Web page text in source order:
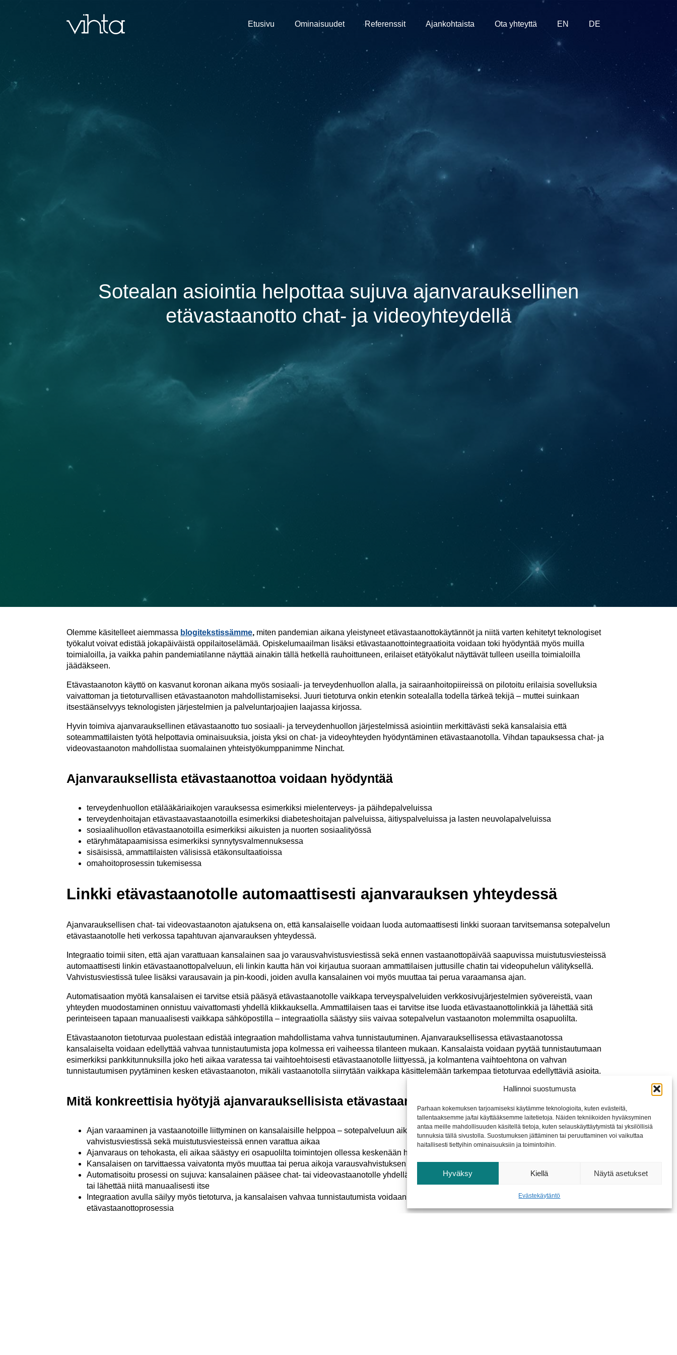
Hallinnoi suostumusta
Parhaan kokemuksen tarjoamiseksi käytämme teknologioita, kuten evästeitä,
tallentaaksemme ja/tai käyttääksemme laitetietoja. Näiden tekniikoiden hyväksyminen
antaa meille mahdollisuuden käsitellä tietoja, kuten selauskäyttäytymistä tai yksilöllisiä
tunnuksia tällä sivustolla. Suostumuksen jättäminen tai peruuttaminen voi vaikuttaa
haitallisesti tiettyihin ominaisuuksiin ja toimintoihin.
Hyväksy Kiellä Näytä asetukset
Evästekäytäntö
Etusivu Ominaisuudet Referenssit Ajankohtaista Ota yhteyttä EN DE
Sotealan asiointia helpottaa sujuva ajanvarauksellinen
etävastaanotto chat- ja videoyhteydellä
Olemme käsitelleet aiemmassa blogitekstissämme, miten pandemian aikana yleistyneet etävastaanottokäytännöt ja niitä varten kehitetyt teknologiset
työkalut voivat edistää jokapäiväistä oppilaitoselämää. Opiskelumaailman lisäksi etävastaanottointegraatioita voidaan toki hyödyntää myös muilla
toimialoilla, ja vaikka pahin pandemiatilanne näyttää ainakin tällä hetkellä rauhoittuneen, erilaiset etätyökalut näyttävät tulleen useilla toimialoilla
jäädäkseen.
Etävastaanoton käyttö on kasvanut koronan aikana myös sosiaali- ja terveydenhuollon alalla, ja sairaanhoitopiireissä on pilotoitu erilaisia sovelluksia
vaivattoman ja tietoturvallisen etävastaanoton mahdollistamiseksi. Juuri tietoturva onkin etenkin sotealalla todella tärkeä tekijä – muttei suinkaan
itsestäänselvyys teknologisten järjestelmien ja palveluntarjoajien laajassa kirjossa.
Hyvin toimiva ajanvarauksellinen etävastaanotto tuo sosiaali- ja terveydenhuollon järjestelmissä asiointiin merkittävästi sekä kansalaisia että
soteammattilaisten työtä helpottavia ominaisuuksia, joista yksi on chat- ja videoyhteyden hyödyntäminen etävastaanotolla. Vihdan tapauksessa chat- ja
videovastaanoton mahdollistaa suomalainen yhteistyökumppanimme Ninchat.
Ajanvarauksellista etävastaanottoa voidaan hyödyntää
terveydenhuollon etälääkäriaikojen varauksessa esimerkiksi mielenterveys- ja päihdepalveluissa
terveydenhoitajan etävastaavastaanotoilla esimerkiksi diabeteshoitajan palveluissa, äitiyspalveluissa ja lasten neuvolapalveluissa
sosiaalihuollon etävastaanotoilla esimerkiksi aikuisten ja nuorten sosiaalityössä
etäryhmätapaamisissa esimerkiksi synnytysvalmennuksessa
sisäisissä, ammattilaisten välisissä etäkonsultaatioissa
omahoitoprosessin tukemisessa
Linkki etävastaanotolle automaattisesti ajanvarauksen yhteydessä
Ajanvarauksellisen chat- tai videovastaanoton ajatuksena on, että kansalaiselle voidaan luoda automaattisesti linkki suoraan tarvitsemansa sotepalvelun
etävastaanotolle heti verkossa tapahtuvan ajanvarauksen yhteydessä.
Integraatio toimii siten, että ajan varattuaan kansalainen saa jo varausvahvistusviestissä sekä ennen vastaanottopäivää saapuvissa muistutusviesteissä
automaattisesti linkin etävastaanottopalveluun, eli linkin kautta hän voi kirjautua suoraan ammattilaisen juttusille chatin tai videopuhelun välityksellä.
Vahvistusviestissä tulee lisäksi varausavain ja pin-koodi, joiden avulla kansalainen voi myös muuttaa tai perua varaamansa ajan.
Automatisaation myötä kansalaisen ei tarvitse etsiä pääsyä etävastaanotolle vaikkapa terveyspalveluiden verkkosivujärjestelmien syövereistä, vaan
yhteyden muodostaminen onnistuu vaivattomasti yhdellä klikkauksella. Ammattilaisen taas ei tarvitse itse luoda etävastaanottolinkkiä ja lähettää sitä
perinteiseen tapaan manuaalisesti vaikkapa sähköpostilla – integraatiolla säästyy siis vaivaa sotepalvelun vastaanoton molemmilta osapuolilta.
Etävastaanoton tietoturvaa puolestaan edistää integraation mahdollistama vahva tunnistautuminen. Ajanvarauksellisessa etävastaanotossa
kansalaiselta voidaan edellyttää vahvaa tunnistautumista jopa kolmessa eri vaiheessa tilanteen mukaan. Kansalaista voidaan pyytää tunnistautumaan
esimerkiksi pankkitunnuksilla joko heti aikaa varatessa tai vaihtoehtoisesti etävastaanotolle liittyessä, ja kolmantena vaihtoehtona on vahvan
tunnistautumisen pyytäminen kesken etävastaanoton, mikäli vastaanotolla siirrytään vaikkapa käsittelemään tarkempaa tietoturvaa edellyttäviä asioita.
Mitä konkreettisia hyötyjä ajanvarauksellisista etävastaanottotyökaluista siis on?
Ajan varaaminen ja vastaanotoille liittyminen on kansalaisille helppoa – sotepalveluun aikaa varaava kansalainen saa linkin etävastaanotolle heti
vahvistusviestissä sekä muistutusviesteissä ennen varattua aikaa
Ajanvaraus on tehokasta, eli aikaa säästyy eri osapuolilta toimintojen ollessa keskenään hyvin yhteensopivia
Kansalaisen on tarvittaessa vaivatonta myös muuttaa tai perua aikoja varausvahvistuksen mukana tulevan koodin avulla
Automatisoitu prosessi on sujuva: kansalainen pääsee chat- tai videovastaanotolle yhdellä klikkauksella, eikä ammattilaisen tarvitse luoda linkkejä
tai lähettää niitä manuaalisesti itse
Integraation avulla säilyy myös tietoturva, ja kansalaisen vahvaa tunnistautumista voidaan edellyttää kolmessa eri vaiheessa
etävastaanottoprosessia